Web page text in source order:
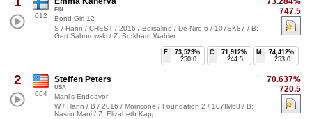
012
747.5
FIN
Bond Girl 12
S / Hann / CHEST / 2016 / Borsalino / De Niro 6 / 107SK87 / B:
Gert Saborowski / Z: Burkhard Wahler
M:
74,412%
253.0
C:
71,912%
244.5
E:
73,529%
250.0
2
064
70.637%
720.5
Steffen Peters
USA
Mani's Endeavor
W / Hann / B / 2016 / Morricone / Foundation 2 / 107IM68 / B:
Nasrin Mani / Z: Elizabeth Kapp